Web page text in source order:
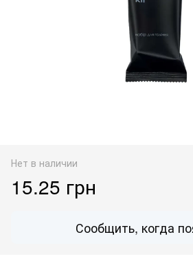
Нет в наличии
15.25 грн
Сообщить, когда